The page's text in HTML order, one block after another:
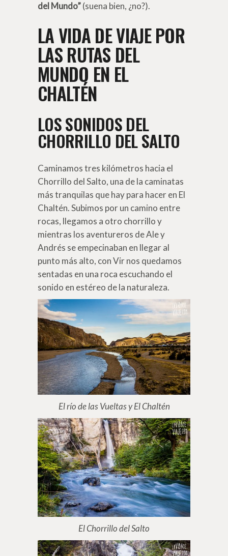
del Mundo”(suena bien, ¿no?).
LA VIDA DE VIAJE POR
LAS RUTAS DEL
MUNDO EN EL
CHALTÉN
LOS SONIDOS DEL
CHORRILLO DEL SALTO
Caminamos tres kilómetros hacia el
Chorrillo del Salto, una de la caminatas
más tranquilas que hay para hacer en El
Chaltén. Subimos por un camino entre
rocas, llegamos a otro chorrillo y
mientras los aventureros de Ale y
Andrés se empecinaban en llegar al
punto más alto, con Vir nos quedamos
sentadas en una roca escuchando el
sonido en estéreo de la naturaleza.
El río de las Vueltas y El Chaltén
El Chorrillo del Salto